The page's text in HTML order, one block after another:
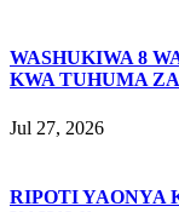
WASHUKIWA 8
KWA TUHUMA ZA
Jul 27, 2026
RIPOTI YAONYA